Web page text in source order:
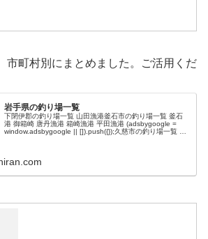
市町村別にまとめました。ご活用くだ
岩手県の釣り場一覧
下閉伊郡の釣り場一覧 山田漁港釜石市の釣り場一覧 釜石
港 御箱崎 唐丹漁港 箱崎漁港 平田漁港 (adsbygoogle =
window.adsbygoogle || []).push({});久慈市の釣り場一覧 久